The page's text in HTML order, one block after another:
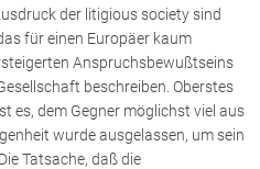
der litigious society sind
für einen Europäer kaum
Anspruchsbewußtseins
beschreiben. Oberstes
es, dem Gegner möglichst viel aus
wurde ausgelassen, um sein
Tatsache, daß die